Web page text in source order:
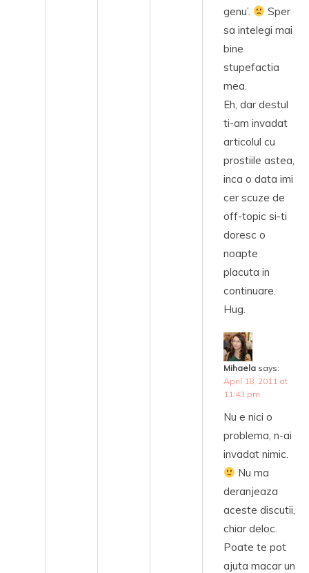
genu’.
Sper
sa intelegi mai
bine
stupefactia
mea.
Eh, dar destul
ti-am invadat
articolul cu
prostiile astea,
inca o data imi
cer scuze de
off-topic si-ti
doresc o
noapte
placuta in
continuare.
Hug.
Mihaela says:
April 18, 2011 at
11:43 pm
Nu e nici o
problema, n-ai
invadat nimic.
Nu ma
deranjeaza
aceste discutii,
chiar deloc.
Poate te pot
ajuta macar un